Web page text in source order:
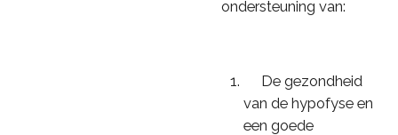
ondersteuning van:
De gezondheid
van de hypofyse en
een goede